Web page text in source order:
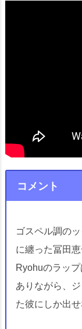
コメント
ゴスペル調の
に纏った冨田
Ryohuのラッ
ありながら、
た彼にしか出